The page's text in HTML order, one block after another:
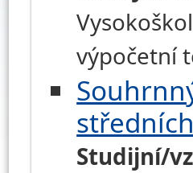
výpočetní
Studijní/